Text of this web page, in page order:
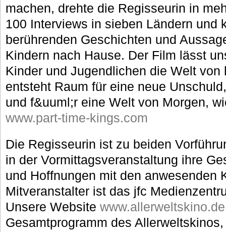
machen, drehte die Regisseurin in
100 Interviews in sieben Ländern und
berührenden Geschichten und
Kindern nach Hause. Der Film lässt
Kinder und Jugendlichen die Welt von
entsteht Raum für eine neue
und f&uuml;r eine Welt von Morgen,
www.part-time-kings.com
Die Regisseurin ist zu beiden
in der Vormittagsveranstaltung ihre
und Hoffnungen mit den anwesenden
Mitveranstalter ist das jfc
Unsere Website
Gesamtprogramm des